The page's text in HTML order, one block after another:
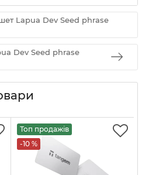
Lapua Dev Seed phrase
Dev Seed phrase
Топ продажів
-10 %